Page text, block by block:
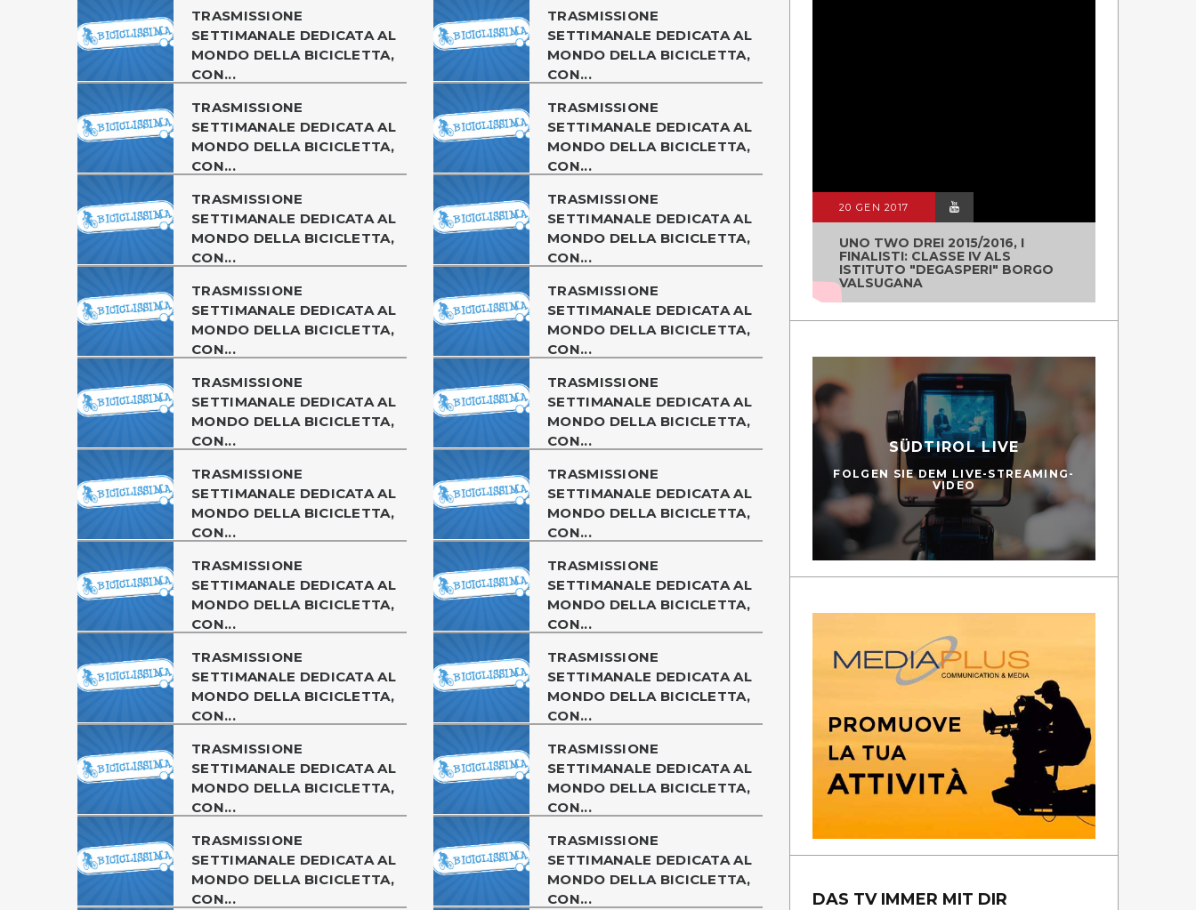
TRASMISSIONE
SETTIMANALE DEDICATA AL
MONDO DELLA BICICLETTA,
CON...
TRASMISSIONE
SETTIMANALE DEDICATA AL
MONDO DELLA BICICLETTA,
CON...
TRASMISSIONE
SETTIMANALE DEDICATA AL
MONDO DELLA BICICLETTA,
CON...
TRASMISSIONE
SETTIMANALE DEDICATA AL
MONDO DELLA BICICLETTA,
CON...
TRASMISSIONE
SETTIMANALE DEDICATA AL
MONDO DELLA BICICLETTA,
CON...
TRASMISSIONE
SETTIMANALE DEDICATA AL
MONDO DELLA BICICLETTA,
CON...
TRASMISSIONE
SETTIMANALE DEDICATA AL
MONDO DELLA BICICLETTA,
CON...
TRASMISSIONE
SETTIMANALE DEDICATA AL
MONDO DELLA BICICLETTA,
CON...
TRASMISSIONE
SETTIMANALE DEDICATA AL
MONDO DELLA BICICLETTA,
CON...
TRASMISSIONE
SETTIMANALE DEDICATA AL
MONDO DELLA BICICLETTA,
CON...
TRASMISSIONE
SETTIMANALE DEDICATA AL
MONDO DELLA BICICLETTA,
CON...
TRASMISSIONE
SETTIMANALE DEDICATA AL
MONDO DELLA BICICLETTA,
CON...
TRASMISSIONE
SETTIMANALE DEDICATA AL
MONDO DELLA BICICLETTA,
CON...
TRASMISSIONE
SETTIMANALE DEDICATA AL
MONDO DELLA BICICLETTA,
CON...
TRASMISSIONE
SETTIMANALE DEDICATA AL
MONDO DELLA BICICLETTA,
CON...
TRASMISSIONE
SETTIMANALE DEDICATA AL
MONDO DELLA BICICLETTA,
CON...
TRASMISSIONE
SETTIMANALE DEDICATA AL
MONDO DELLA BICICLETTA,
CON...
TRASMISSIONE
SETTIMANALE DEDICATA AL
MONDO DELLA BICICLETTA,
CON...
TRASMISSIONE
SETTIMANALE DEDICATA AL
MONDO DELLA BICICLETTA,
CON...
TRASMISSIONE
SETTIMANALE DEDICATA AL
MONDO DELLA BICICLETTA,
CON...
20 GEN 2017
UNO TWO DREI 2015/2016, I
FINALISTI: CLASSE IV ALS
ISTITUTO "DEGASPERI" BORGO
VALSUGANA
SÜDTIROL LIVE
FOLGEN SIE DEM LIVE-STREAMING-
VIDEO
DAS TV IMMER MIT DIR